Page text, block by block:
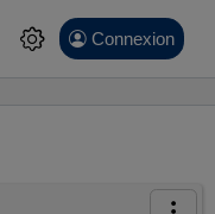
Connexion